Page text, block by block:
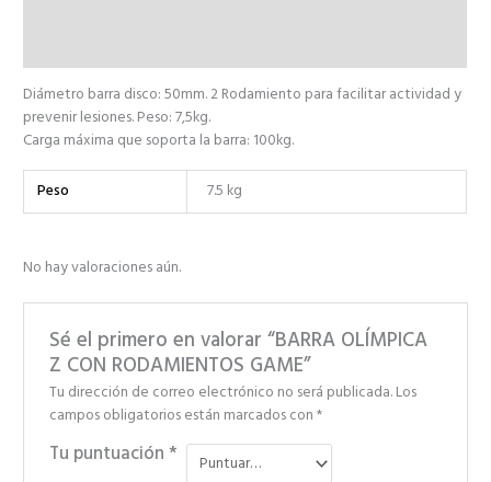
Diámetro barra disco: 50mm. 2 Rodamiento para facilitar actividad y
prevenir lesiones. Peso: 7,5kg.
Carga máxima que soporta la barra: 100kg.
Peso 7.5 kg
No hay valoraciones aún.
Sé el primero en valorar “BARRA OLÍMPICA
Z CON RODAMIENTOS GAME”
Tu dirección de correo electrónico no será publicada.Los
campos obligatorios están marcados con*
Tu puntuación*